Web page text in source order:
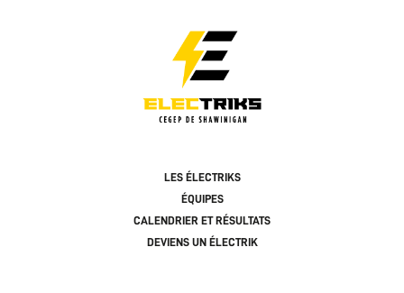
LES ÉLECTRIKS
ÉQUIPES
CALENDRIER ET RÉSULTATS
DEVIENS UN ÉLECTRIK